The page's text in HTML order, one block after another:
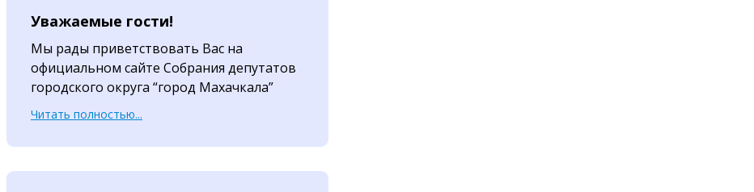
Уважаемые гости!
Мы рады приветствовать Вас на
официальном сайте Собрания депутатов
городского округа “город Махачкала”
Читать полностью...